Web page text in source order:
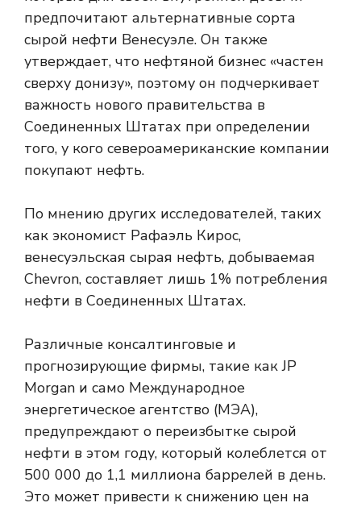
предпочитают альтернативные сорта
сырой нефти Венесуэле. Он также
утверждает, что нефтяной бизнес «частен
сверху донизу», поэтому он подчеркивает
важность нового правительства в
Соединенных Штатах при определении
того, у кого североамериканские компании
покупают нефть.
По мнению других исследователей, таких
как экономист Рафаэль Кирос,
венесуэльская сырая нефть, добываемая
Chevron, составляет лишь 1% потребления
нефти в Соединенных Штатах.
Различные консалтинговые и
прогнозирующие фирмы, такие как JP
Morgan и само Международное
энергетическое агентство (МЭА),
предупреждают о переизбытке сырой
нефти в этом году, который колеблется от
500 000 до 1,1 миллиона баррелей в день.
Это может привести к снижению цен на